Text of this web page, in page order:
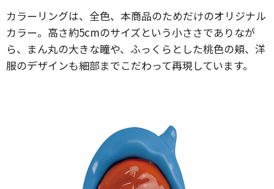
カラーリングは、全色、本商品のためだけのオリジナル
カラー。高さ約5cmのサイズという小ささでありなが
ら、まん丸の大きな瞳や、ふっくらとした桃色の頬、洋
服のデザインも細部までこだわって再現しています。